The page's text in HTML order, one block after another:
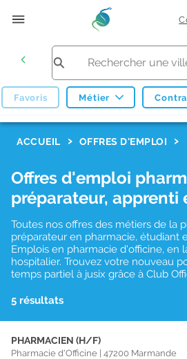
Favoris Métier
ACCUEIL OFFRES D'EMPLOI
Offres d'emploi
préparateur, apprenti
Toutes nos offres des métiers de la
préparateur en pharmacie, étudiant
Emplois en pharmacie d'officine, en
hospitalier. Trouvez votre nouveau
temps partiel à jusix grâce à Club
5 résultats
PHARMACIEN (H/F)
Pharmacie d'Officine 47200 Marmande